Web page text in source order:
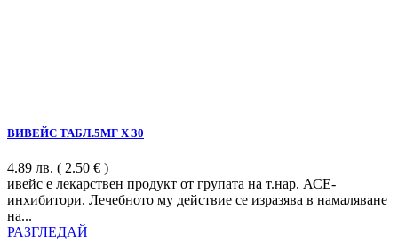
ВИВЕЙС ТАБЛ.5МГ Х 30
4.89 лв. ( 2.50 € )
ивейс е лекарствен продукт от групата на т.нар. АСЕ-
инхибитори. Лечебното му действие се изразява в намаляване
на...
РАЗГЛЕДАЙ